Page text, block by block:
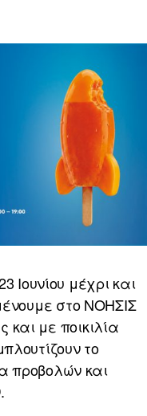
Ιουνίου μέχρι και
στο ΝΟΗΣΙΣ
και με ποικιλία
το
προβολών και